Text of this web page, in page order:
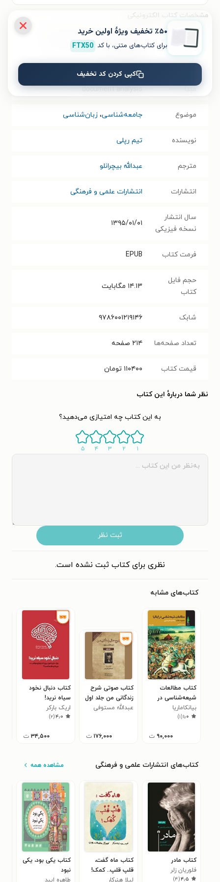
مشخصات کتاب الکترونیکی
نام کتاب
راهنمای عملی تحلیل و گفت و گو،
گفتمان و سند
مبدأ
Doing conversation, discourse and
document analysis
موضوع جامعه‌شناسی، زبان‌شناسی
نویسنده تیم رپلی
مترجم عبدالله بیچرانلو
انتشارات انتشارات علمی و فرهنگی
سال انتشار
نسخه فیزیکی
۱۳۹۵/۰۱/۰۱
فرمت کتاب EPUB
حجم فایل
کتاب
۱۴.۱۳ مگابایت
شابک ۹۷۸۶۰۰۱۲۱۹۱۴۶
تعداد صفحه‌ها ۲۱۴ صفحه
قیمت کتاب ۱۱۰۴۰۰ تومان
نظر شما دربارهٔ این کتاب
به این کتاب چه امتیازی می‌دهید؟
۱ ۲ ۳ ۴ ۵
ثبت نظر
نظری برای کتاب ثبت نشده است.
کتاب‌های مشابه
کتاب مطالعات
شیعه‌شناسی در
ایتالیا
بیانکا‌‌ماریا
اسکارچا‌آمورتی
۱٫۰(۱)
۹۰,۰۰۰ ت
کتاب صوتی شرح
زندگانی من جلد اول
(بخش سوم: هم
عبدالله مستوفی
۱۷۶,۰۰۰ ت
کتاب دنبال نخود
سیاه نرید!
اریک بارکر
۴٫۰(۲)
۳۴,۵۰۰ ت
کتاب‌های انتشارات علمی و فرهنگی مشاهده همه
کتاب مادر
فلوریان زلر
۴٫۵(۴)
کتاب ماه گفت،
قلپ قلپ.. کمک!
لیلا هنرکار
کتاب یکی بود، یکی
نبود
طاهره ایبد
٪۵۰ تخفیف ویژۀ اولین خرید
برای کتاب‌های متنی، با کد FTX50
کپی کردن کد تخفیف